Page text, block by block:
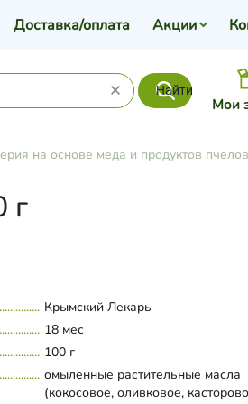
Найти
Мои
Доставка/оплата Акции
на основе меда и продуктов
г
Крымский Лекарь
18 мес
100 г
омыленные растительные масла
(кокосовое, оливковое,